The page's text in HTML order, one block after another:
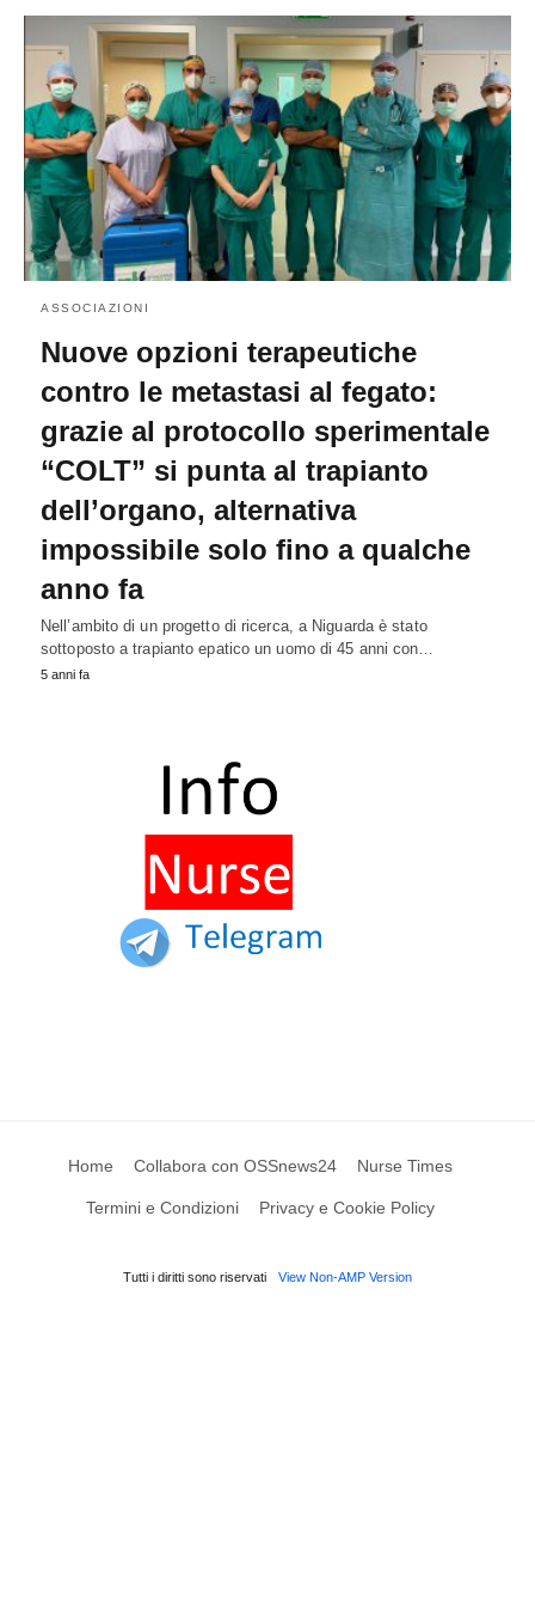
ASSOCIAZIONI
Nuove opzioni terapeutiche
contro le metastasi al fegato:
grazie al protocollo sperimentale
“COLT” si punta al trapianto
dell’organo, alternativa
impossibile solo fino a qualche
anno fa
Nell’ambito di un progetto di ricerca, a Niguarda è stato
sottoposto a trapianto epatico un uomo di 45 anni con…
5 anni fa
Home Collabora con OSSnews24 Nurse Times
Termini e Condizioni Privacy e Cookie Policy
Tutti i diritti sono riservati View Non-AMP Version